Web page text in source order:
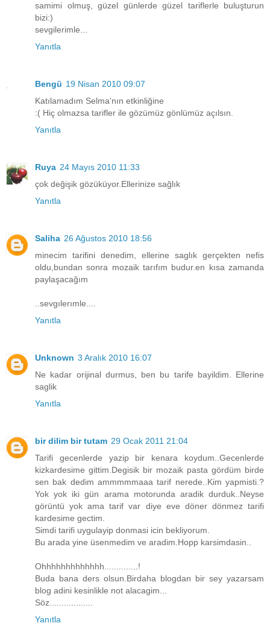
samimi olmuş, güzel günlerde güzel tariflerle buluşturun
bizi:)
sevgilerimle...
Yanıtla
Bengü 19 Nisan 2010 09:07
Katılamadım Selma'nın etkinliğine
:( Hiç olmazsa tarifler ile gözümüz gönlümüz açılsın.
Yanıtla
Ruya 24 Mayıs 2010 11:33
çok değişik gözüküyor.Ellerinize sağlık
Yanıtla
Saliha 26 Ağustos 2010 18:56
minecim tarifini denedim, ellerine saglık gerçekten nefis
oldu,bundan sonra mozaik tarıfım budur.en kısa zamanda
paylaşacağım
..sevgılerımle....
Yanıtla
Unknown 3 Aralık 2010 16:07
Ne kadar orijinal durmus, ben bu tarife bayildim. Ellerine
saglik
Yanıtla
bir dilim bir tutam 29 Ocak 2011 21:04
Tarifi gecenlerde yazip bir kenara koydum..Gecenlerde
kizkardesime gittim.Degisik bir mozaik pasta gördüm birde
sen bak dedim ammmmmaaa tarif nerede..Kim yapmisti.?
Yok yok iki gün arama motorunda aradik durduk..Neyse
görüntü yok ama tarif var diye eve döner dönmez tarifi
kardesime gectim.
Simdi tarifi uygulayip donmasi icin bekliyorum.
Bu arada yine üsenmedim ve aradim.Hopp karsimdasin..
Ohhhhhhhhhhhhh..............!
Buda bana ders olsun.Birdaha blogdan bir sey yazarsam
blog adini kesinlikle not alacagim...
Söz..................
Yanıtla